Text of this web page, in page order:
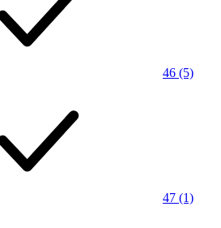
46 (5)
47 (1)